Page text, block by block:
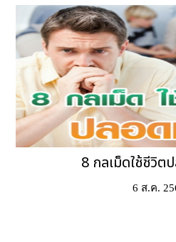
8 กลเม็ดใช้ชีวิต
6 ส.ค.